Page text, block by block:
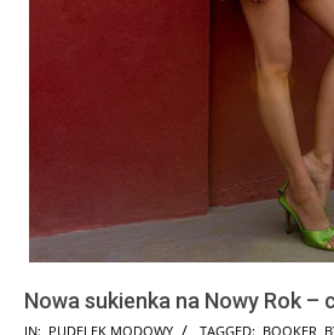
Nowa sukienka na Nowy Rok –
2025-
IN: PUDELEK MODOWY TAGGED: BOOKER,